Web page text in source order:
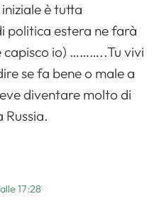
è tutta
politica estera ne farà
capisco io) ………..Tu vivi
se fa bene o male a
diventare molto di
Russia.
17:28